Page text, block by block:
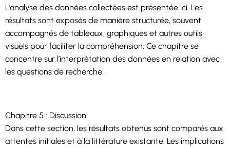
L’analyse des données collectées est présentée ici. Les
résultats sont exposés de manière structurée, souvent
accompagnés de tableaux, graphiques et autres outils
visuels pour faciliter la compréhension. Ce chapitre se
concentre sur l’interprétation des données en relation avec
les questions de recherche.
Chapitre 5 : Discussion
Dans cette section, les résultats obtenus sont comparés aux
attentes initiales et à la littérature existante. Les implications